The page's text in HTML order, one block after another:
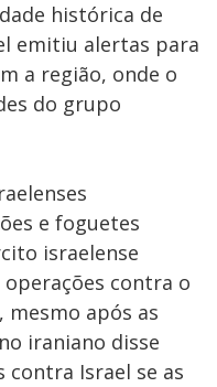
histórica de
emitiu alertas para
a região, onde o
do grupo
e foguetes
israelense
contra o
após as
iraniano disse
contra Israel se as